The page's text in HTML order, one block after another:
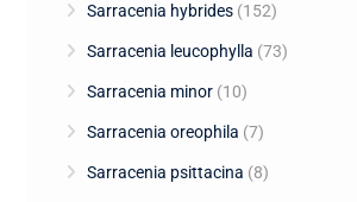
Sarracenia hybrides (152)
Sarracenia leucophylla (73)
Sarracenia minor (10)
Sarracenia oreophila (7)
Sarracenia psittacina (8)